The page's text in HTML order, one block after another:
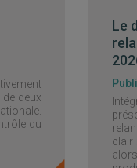
deux
du
Le
clair